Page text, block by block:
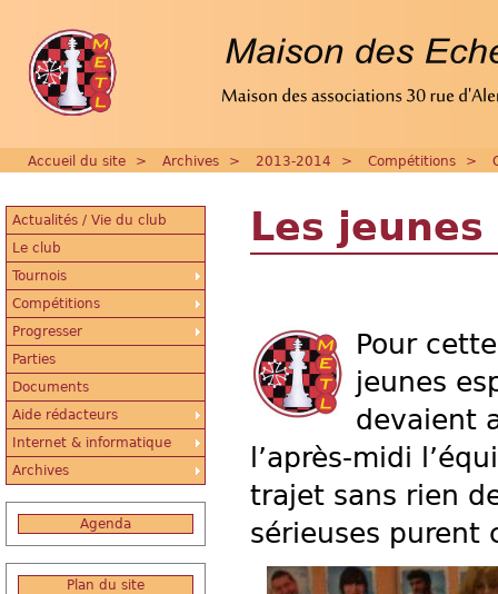
Accueil du site > Archives > 2013-2014 > Compétitions >
Les jeunes
Pour
jeunes
devaient
l’après-midi
trajet sans rien
sérieuses purent
Actualités / Vie du club
Le club
Tournois
Compétitions
Progresser
Parties
Documents
Aide rédacteurs
Internet & informatique
Archives
Agenda
Plan du site